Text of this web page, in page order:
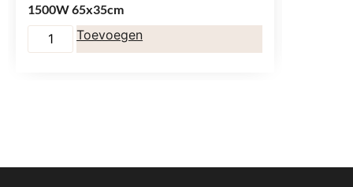
1500W 65x35cm
Toevoegen